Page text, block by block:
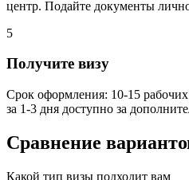
центр. Подайте документы
5
Получите визу
Срок оформления: 10-15
за 1-3 дня доступно за
Сравнение
Какой тип визы подходит вам